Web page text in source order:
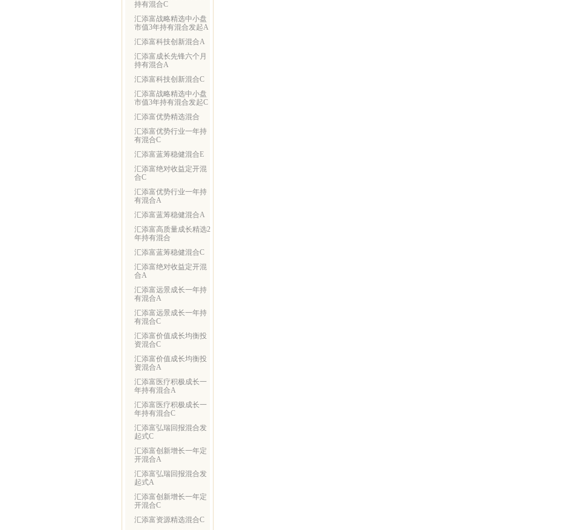
持有混合C
汇添富战略精选中小盘
市值3年持有混合发起A
汇添富科技创新混合A
汇添富成长先锋六个月
持有混合A
汇添富科技创新混合C
汇添富战略精选中小盘
市值3年持有混合发起C
汇添富优势精选混合
汇添富优势行业一年持
有混合C
汇添富蓝筹稳健混合E
汇添富绝对收益定开混
合C
汇添富优势行业一年持
有混合A
汇添富蓝筹稳健混合A
汇添富高质量成长精选2
年持有混合
汇添富蓝筹稳健混合C
汇添富绝对收益定开混
合A
汇添富远景成长一年持
有混合A
汇添富远景成长一年持
有混合C
汇添富价值成长均衡投
资混合C
汇添富价值成长均衡投
资混合A
汇添富医疗积极成长一
年持有混合A
汇添富医疗积极成长一
年持有混合C
汇添富弘瑞回报混合发
起式C
汇添富创新增长一年定
开混合A
汇添富弘瑞回报混合发
起式A
汇添富创新增长一年定
开混合C
汇添富资源精选混合C